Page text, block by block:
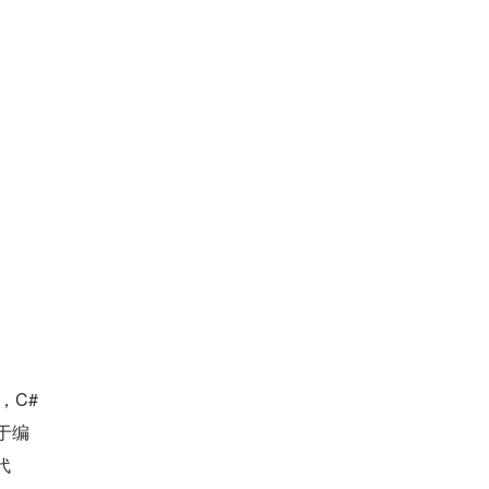
C#
编